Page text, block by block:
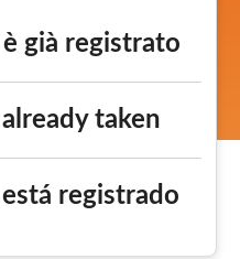
già registrato
taken
registrado